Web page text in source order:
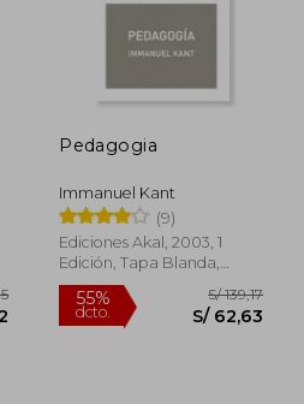
55%
Pedagogia
Immanuel Kant
(9)
Ediciones Akal, 2003, 1
Edición, Tapa Blanda,
Nuevo